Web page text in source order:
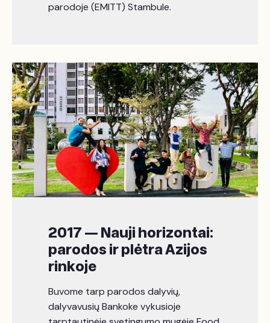
parodoje (EMITT) Stambule.
2017 — Nauji horizontai:
parodos ir plėtra Azijos
rinkoje
Buvome tarp parodos dalyvių,
dalyvavusių Bankoke vykusioje